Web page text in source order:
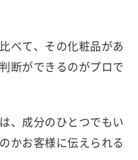
べて、その化粧品があ
断ができるのがプロで
、成分のひとつでもい
かお客様に伝えられる